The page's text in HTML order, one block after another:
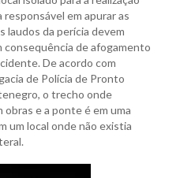
responsável em apurar as
laudos da perícia devem
consequência de afogamento
De acordo com
de Polícia de Pronto
o trecho onde
e a ponte é em uma
um local onde não existia